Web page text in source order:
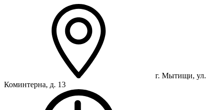
г. Мытищи, ул.
Коминтерна, д. 13